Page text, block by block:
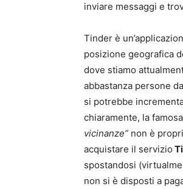
inviare messaggi e
Tinder è
posizione geografica
dove stiamo
abbastanza persone
si potrebbe
chiaramente, la
vicinanze” non è
acquistare il servizio
spostandosi
non si è disposti a